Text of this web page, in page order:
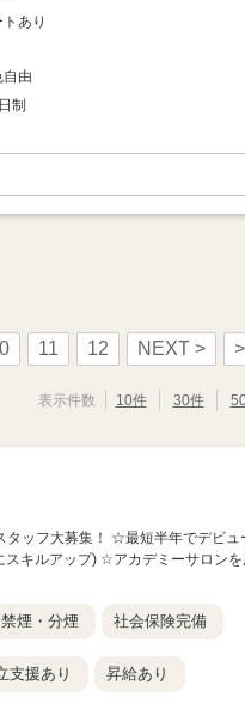
あり
由
制
11 12 NEXT >
表示件数 10件 30件
タッフ大募集！ ☆最短半年でデビュ
キルアップ) ☆アカデミーサロンを
禁煙・分煙 社会保険完備
支援あり 昇給あり